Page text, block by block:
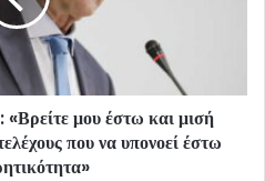
μου έστω και μισή
που να υπονοεί έστω